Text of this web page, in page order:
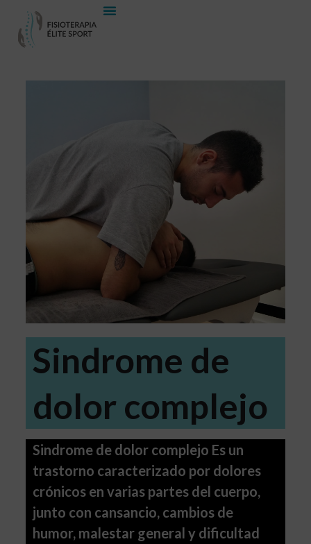
Sindrome de
dolor complejo
Sindrome de dolor complejo Es un
trastorno caracterizado por dolores
crónicos en varias partes del cuerpo,
junto con cansancio, cambios de
humor, malestar general y dificultad